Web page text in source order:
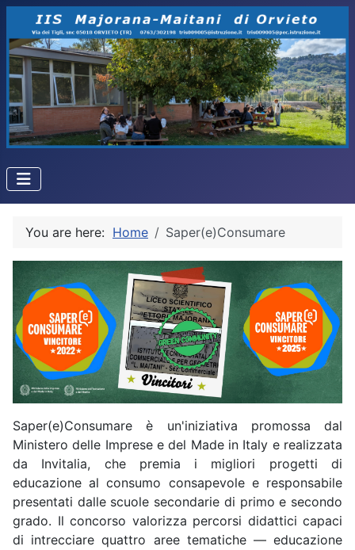
You are here: Home Saper(e)Consumare
Saper(e)Consumare è un'iniziativa promossa dal
Ministero delle Imprese e del Made in Italy e realizzata
da Invitalia, che premia i migliori progetti di
educazione al consumo consapevole e responsabile
presentati dalle scuole secondarie di primo e secondo
grado. Il concorso valorizza percorsi didattici capaci
di intrecciare quattro aree tematiche — educazione